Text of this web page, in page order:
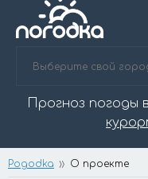
Прогноз погоды в
Pogodka О проекте